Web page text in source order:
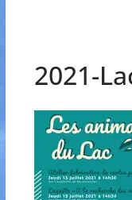
2021-